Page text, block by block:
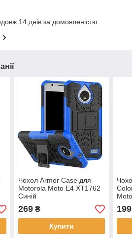
14 днів за домовленістю
Чохол Armor Case для
Motorola Moto E4 XT1762
Синій
269₴
Купити
199